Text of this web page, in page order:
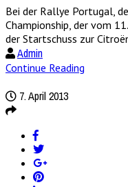
Bei der Rallye Portugal,
Championship, der vom
der Startschuss zur
Admin
Continue Reading
7. April 2013